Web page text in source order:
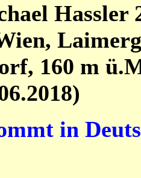
Hassler
160 m
in